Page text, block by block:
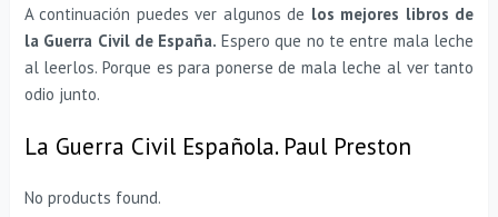
A continuación puedes ver algunos de los mejores libros de
la Guerra Civil de España. Espero que no te entre mala leche
al leerlos. Porque es para ponerse de mala leche al ver tanto
odio junto.
La Guerra Civil Española. Paul Preston
No products found.